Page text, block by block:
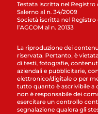
Testata iscritta nel Registro
Salerno al n. 34/2009
Società iscritta nel
l’AGCOM al n. 20133
La riproduzione dei
riservata. Pertanto, è
di testi, fotografie,
aziendali e pubblicitarie,
elettronico/digitale o per
tutto quanto è ascrivibile a
non è responsabile dei
esercitare un controllo
segnalazione qualora gli